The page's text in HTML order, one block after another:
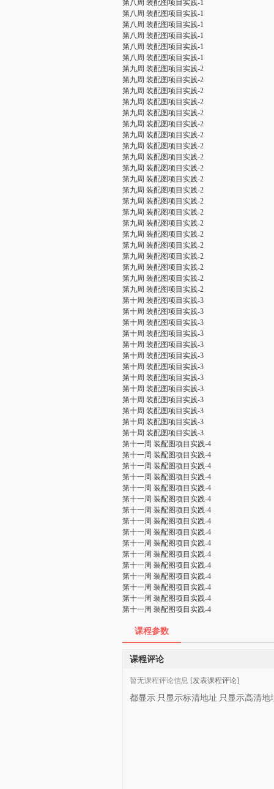
第八周 装配图项目实践-1
第八周 装配图项目实践-1
第八周 装配图项目实践-1
第八周 装配图项目实践-1
第八周 装配图项目实践-1
第八周 装配图项目实践-1
第九周 装配图项目实践-2
第九周 装配图项目实践-2
第九周 装配图项目实践-2
第九周 装配图项目实践-2
第九周 装配图项目实践-2
第九周 装配图项目实践-2
第九周 装配图项目实践-2
第九周 装配图项目实践-2
第九周 装配图项目实践-2
第九周 装配图项目实践-2
第九周 装配图项目实践-2
第九周 装配图项目实践-2
第九周 装配图项目实践-2
第九周 装配图项目实践-2
第九周 装配图项目实践-2
第九周 装配图项目实践-2
第九周 装配图项目实践-2
第九周 装配图项目实践-2
第九周 装配图项目实践-2
第九周 装配图项目实践-2
第九周 装配图项目实践-2
第十周 装配图项目实践-3
第十周 装配图项目实践-3
第十周 装配图项目实践-3
第十周 装配图项目实践-3
第十周 装配图项目实践-3
第十周 装配图项目实践-3
第十周 装配图项目实践-3
第十周 装配图项目实践-3
第十周 装配图项目实践-3
第十周 装配图项目实践-3
第十周 装配图项目实践-3
第十周 装配图项目实践-3
第十周 装配图项目实践-3
第十一周 装配图项目实践-4
第十一周 装配图项目实践-4
第十一周 装配图项目实践-4
第十一周 装配图项目实践-4
第十一周 装配图项目实践-4
第十一周 装配图项目实践-4
第十一周 装配图项目实践-4
第十一周 装配图项目实践-4
第十一周 装配图项目实践-4
第十一周 装配图项目实践-4
第十一周 装配图项目实践-4
第十一周 装配图项目实践-4
第十一周 装配图项目实践-4
第十一周 装配图项目实践-4
第十一周 装配图项目实践-4
第十一周 装配图项目实践-4
课程参数
课程评论
暂无课程评论信息 [发表课程评论]
都显示 只显示标清地址 只显示高清地